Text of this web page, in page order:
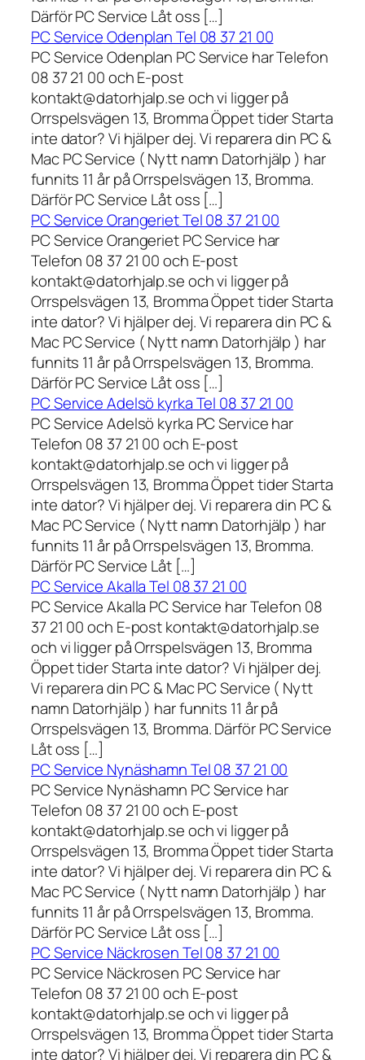
Därför PC Service Låt oss […]
PC Service Odenplan Tel 08 37 21 00
PC Service Odenplan PC Service har Telefon
08 37 21 00 och E-post
kontakt@datorhjalp.se och vi ligger på
Orrspelsvägen 13, Bromma Öppet tider Starta
inte dator? Vi hjälper dej. Vi reparera din PC &
Mac PC Service ( Nytt namn Datorhjälp ) har
funnits 11 år på Orrspelsvägen 13, Bromma.
Därför PC Service Låt oss […]
PC Service Orangeriet Tel 08 37 21 00
PC Service Orangeriet PC Service har
Telefon 08 37 21 00 och E-post
kontakt@datorhjalp.se och vi ligger på
Orrspelsvägen 13, Bromma Öppet tider Starta
inte dator? Vi hjälper dej. Vi reparera din PC &
Mac PC Service ( Nytt namn Datorhjälp ) har
funnits 11 år på Orrspelsvägen 13, Bromma.
Därför PC Service Låt oss […]
PC Service Adelsö kyrka Tel 08 37 21 00
PC Service Adelsö kyrka PC Service har
Telefon 08 37 21 00 och E-post
kontakt@datorhjalp.se och vi ligger på
Orrspelsvägen 13, Bromma Öppet tider Starta
inte dator? Vi hjälper dej. Vi reparera din PC &
Mac PC Service ( Nytt namn Datorhjälp ) har
funnits 11 år på Orrspelsvägen 13, Bromma.
Därför PC Service Låt […]
PC Service Akalla Tel 08 37 21 00
PC Service Akalla PC Service har Telefon 08
37 21 00 och E-post kontakt@datorhjalp.se
och vi ligger på Orrspelsvägen 13, Bromma
Öppet tider Starta inte dator? Vi hjälper dej.
Vi reparera din PC & Mac PC Service ( Nytt
namn Datorhjälp ) har funnits 11 år på
Orrspelsvägen 13, Bromma. Därför PC Service
Låt oss […]
PC Service Nynäshamn Tel 08 37 21 00
PC Service Nynäshamn PC Service har
Telefon 08 37 21 00 och E-post
kontakt@datorhjalp.se och vi ligger på
Orrspelsvägen 13, Bromma Öppet tider Starta
inte dator? Vi hjälper dej. Vi reparera din PC &
Mac PC Service ( Nytt namn Datorhjälp ) har
funnits 11 år på Orrspelsvägen 13, Bromma.
Därför PC Service Låt oss […]
PC Service Näckrosen Tel 08 37 21 00
PC Service Näckrosen PC Service har
Telefon 08 37 21 00 och E-post
kontakt@datorhjalp.se och vi ligger på
Orrspelsvägen 13, Bromma Öppet tider Starta
inte dator? Vi hjälper dej. Vi reparera din PC &